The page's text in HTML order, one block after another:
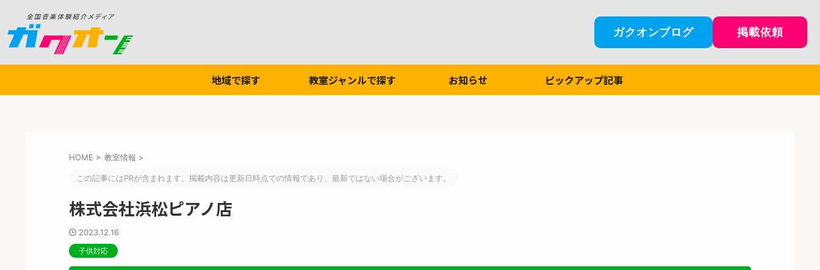
ガクオンブログ 掲載依頼
地域で探す 教室ジャンルで探す お知らせ ピックアップ記事
HOME > 教室情報 >
この記事にはPRが含まれます。掲載内容は更新日時点での情報であり、最新ではない場合がございます。
株式会社浜松ピアノ店
2023.12.16
子供対応